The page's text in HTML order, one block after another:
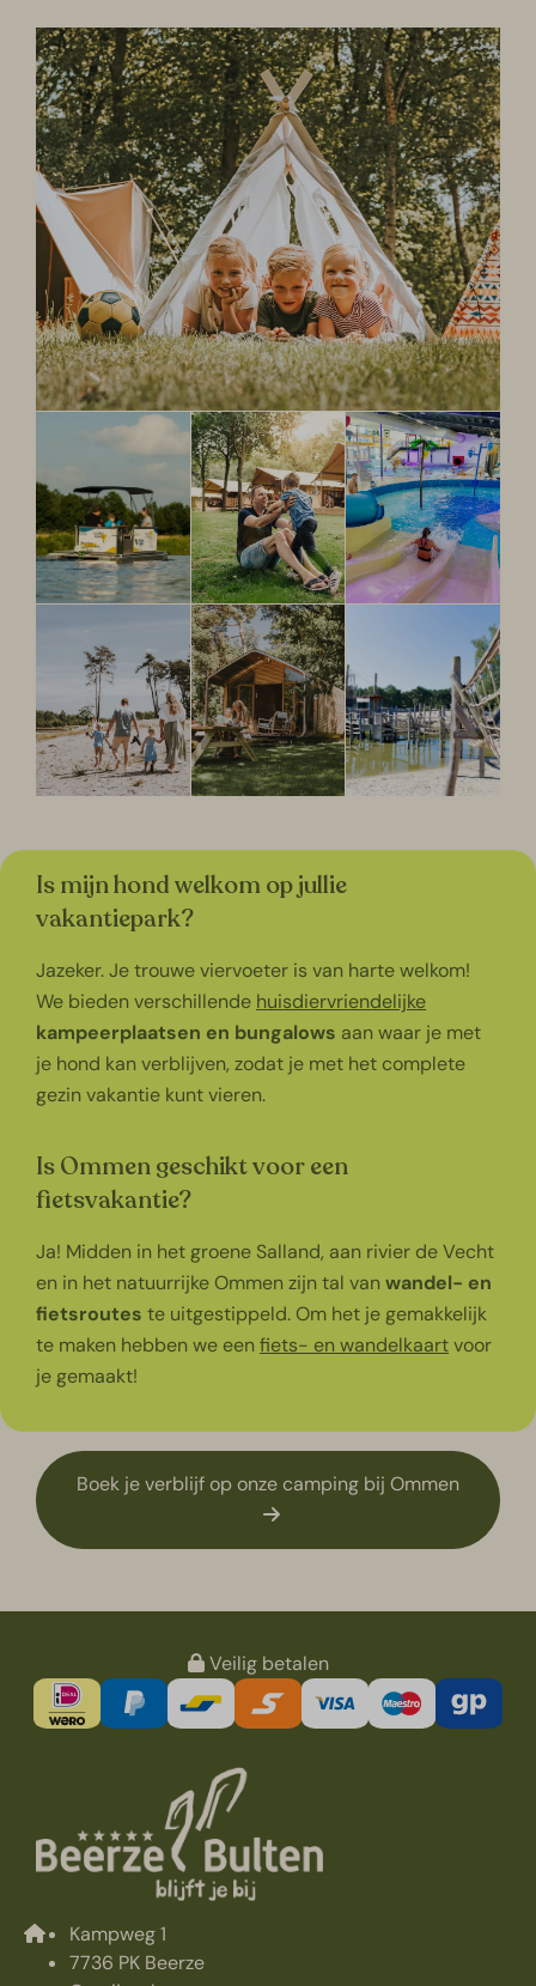
Is mijn hond welkom op jullie
vakantiepark?
Jazeker. Je trouwe viervoeter is van harte welkom!
We bieden verschillende huisdiervriendelijke
kampeerplaatsen en bungalows aan waar je met
je hond kan verblijven, zodat je met het complete
gezin vakantie kunt vieren.
Is Ommen geschikt voor een
fietsvakantie?
Ja! Midden in het groene Salland, aan rivier de Vecht
en in het natuurrijke Ommen zijn tal van wandel- en
fietsroutes te uitgestippeld. Om het je gemakkelijk
te maken hebben we eenfiets- en wandelkaartvoor
je gemaakt!
Boek je verblijf op onze camping bij Ommen
Veilig betalen
Kampweg 1
7736 PK Beerze